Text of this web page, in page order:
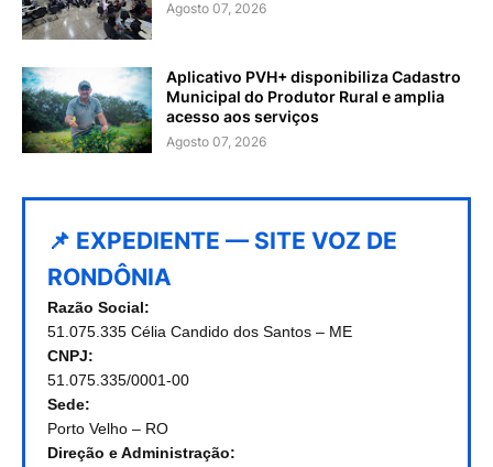
Agosto 07, 2026
Aplicativo PVH+ disponibiliza Cadastro
Municipal do Produtor Rural e amplia
acesso aos serviços
Agosto 07, 2026
📌 EXPEDIENTE — SITE VOZ DE
RONDÔNIA
Razão Social:
51.075.335 Célia Candido dos Santos – ME
CNPJ:
51.075.335/0001-00
Sede:
Porto Velho – RO
Direção e Administração: